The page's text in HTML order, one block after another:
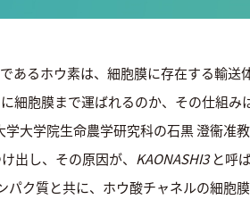
るホウ素は、細胞膜に存在する輸送
胞膜まで運ばれるのか、その仕組み
大学院生命農学研究科の石黒 澄衞准
出し、その原因が、 KAONASHI3と呼
ク質と共に、ホウ酸チャネルの細胞